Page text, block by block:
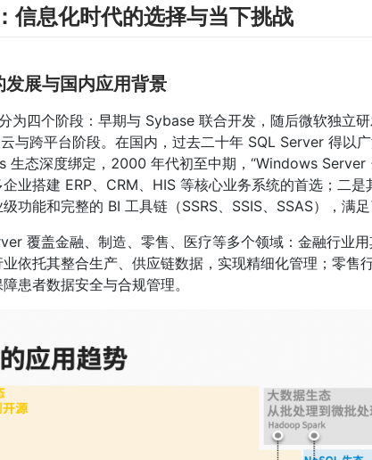
信息化时代的选择与当下挑战
发展与国内应用背景
为四个阶段：早期与 Sybase 联合开发，随后微软独立
与跨平台阶段。在国内，过去二十年 SQL Server 得以
生态深度绑定，2000 年代初至中期，“Windows Server
业搭建 ERP、CRM、HIS 等核心业务系统的首选；二
功能和完整的 BI 工具链（SSRS、SSIS、SSAS），满
覆盖金融、制造、零售、医疗等多个领域：金融行业
依托其整合生产、供应链数据，实现精细化管理；零售
患者数据安全与合规管理。